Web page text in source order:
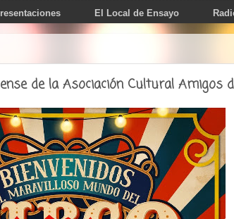
El Local de Ensayo
de la Asociación Cultural Amigos